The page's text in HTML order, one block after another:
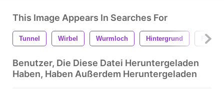
This Image Appears In Searches For
Tunnel Wirbel Wurmloch Hintergrund
Benutzer, Die Diese Datei Heruntergeladen
Haben, Haben Außerdem Heruntergeladen